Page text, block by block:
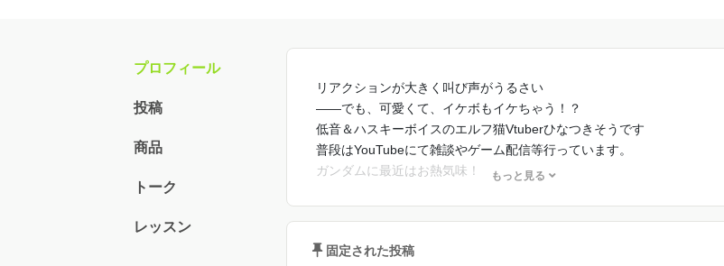
プロフィール
投稿
商品
トーク
レッスン
リアクションが大きく叫び声がうるさい
――でも、可愛くて、イケボもイケちゃう！？
低音＆ハスキーボイスのエルフ猫Vtuberひなつきそうです
普段はYouTubeにて雑談やゲーム配信等行っています。
ガンダムに最近はお熱気味！
もっと見る
固定された投稿